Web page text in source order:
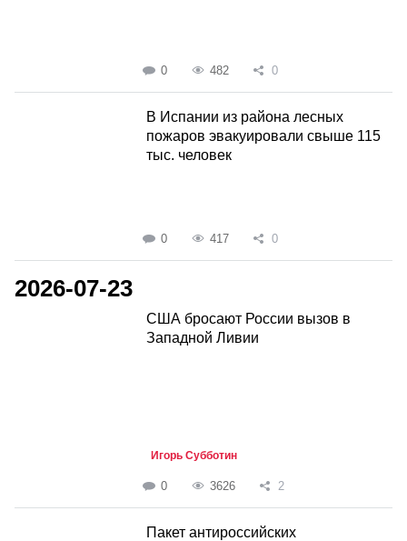
0 482 0
В Испании из района лесных
пожаров эвакуировали свыше 115
тыс. человек
0 417 0
2026-07-23
США бросают России вызов в
Западной Ливии
Игорь Субботин
0 3626 2
Пакет антироссийских